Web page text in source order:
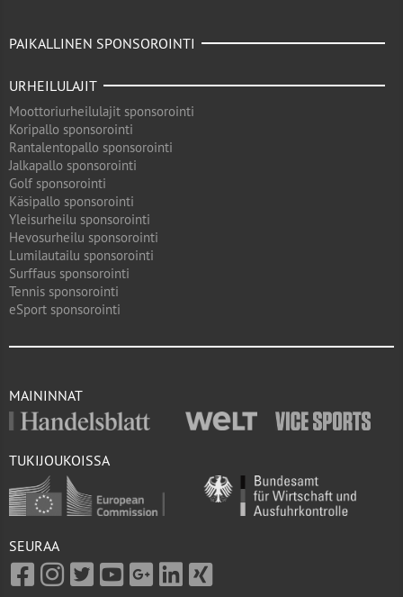
PAIKALLINEN SPONSOROINTI
URHEILULAJIT
Moottoriurheilulajit sponsorointi
Koripallo sponsorointi
Rantalentopallo sponsorointi
Jalkapallo sponsorointi
Golf sponsorointi
Käsipallo sponsorointi
Yleisurheilu sponsorointi
Hevosurheilu sponsorointi
Lumilautailu sponsorointi
Surffaus sponsorointi
Tennis sponsorointi
eSport sponsorointi
MAININNAT
TUKIJOUKOISSA
SEURAA